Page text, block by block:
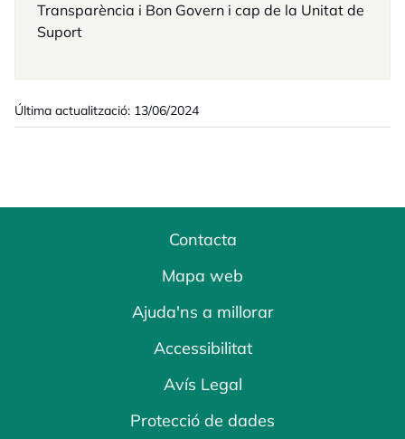
Transparència i Bon Govern i cap de la Unitat de
Suport
Última actualització: 13/06/2024
Contacta
Mapa web
Ajuda'ns a millorar
Accessibilitat
Avís Legal
Protecció de dades